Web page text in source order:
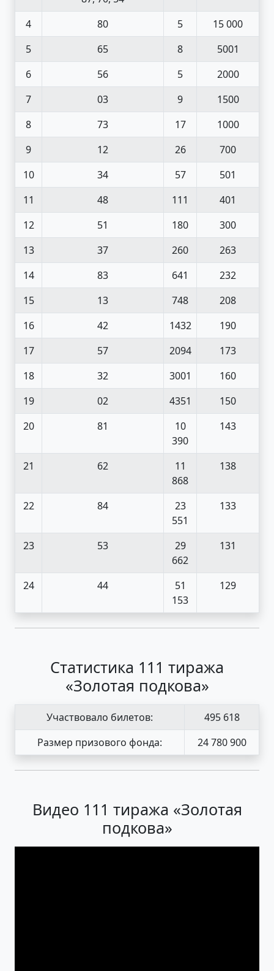
4 80 5
15 000
5
65 8
5001
6
56 5
2000
7
03 9
1500
8
73 17
1000
9
12 26
700
10
34 57
501
11
48 111
401
12
51 180
300
13
37 260
263
14
83 641
232
15
13 748
208
16
42 1432
190
17
57 2094
173
18
32 3001
160
19
02 4351
150
20
81
10
390
143
21 62
11
868
138
22 84
23
551
133
23 53
29
662
131
24 44
51
153
129
Статистика 111 тиража
«Золотая подкова»
Участвовало билетов:
495 618
Размер призового фонда:
24 780 900
Видео 111 тиража «Золотая
подкова»